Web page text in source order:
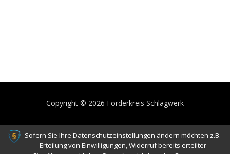
Copyright © 2026 Förderkreis Schlagwerk
Sofern Sie Ihre Datenschutzeinstellungen ändern möchten z.B.
Erteilung von Einwilligungen, Widerruf bereits erteilter